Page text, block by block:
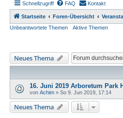
Schnellzugriff FAQ Kontakt
Startseite Foren-Übersicht
Unbeantwortete Themen
Aktive Themen
Neues Thema
16. Juni 2019 Arboretum Park
von Achim » So 9. Jun 2019, 17:14
Neues Thema